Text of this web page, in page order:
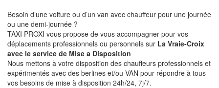
Besoin d’une voiture ou d’un van avec chauffeur pour une journée
ou une demi-journée ?
TAXI PROXI vous propose de vous accompagner pour vos
déplacements professionnels ou personnels sur La Vraie-Croix
avec le service de Mise a Disposition
Nous mettons à votre disposition des chauffeurs professionnels et
expérimentés avec des berlines et/ou VAN pour répondre à tous
vos besoins de mise à disposition 24h/24, 7j/7.